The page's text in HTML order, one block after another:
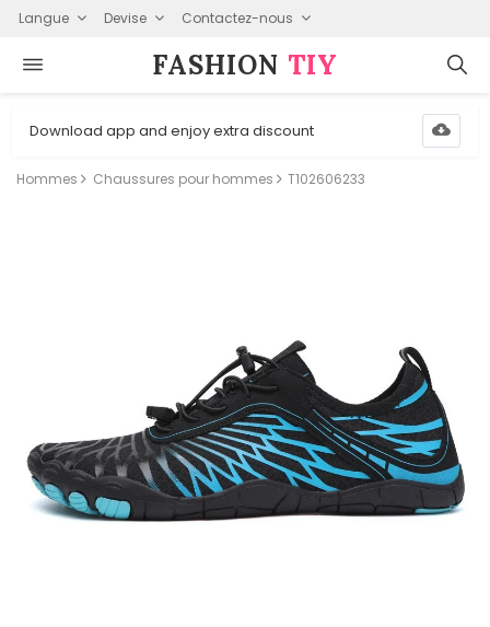
Langue Devise Contactez-nous
FASHION⁠ TIY
Download app and enjoy extra discount
Hommes Chaussures pour hommes T102606233